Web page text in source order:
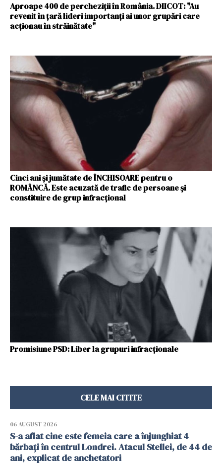
Aproape 400 de percheziţii în România. DIICOT: "Au
revenit în ţară lideri importanţi ai unor grupări care
acţionau în străinătate"
Cinci ani şi jumătate de ÎNCHISOARE pentru o
ROMÂNCĂ. Este acuzată de trafic de persoane şi
constituire de grup infracţional
Promisiune PSD: Liber la grupuri infracționale
CELE MAI CITITE
06 AUGUST 2026
S-a aflat cine este femeia care a înjunghiat 4
bărbați în centrul Londrei. Atacul Stellei, de 44 de
ani, explicat de anchetatori